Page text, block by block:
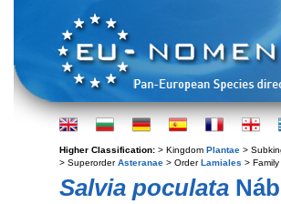
Higher Classification: > Kingdom Plantae >
> SuperorderAsteranae > OrderLamiales > Family
Salvia poculata